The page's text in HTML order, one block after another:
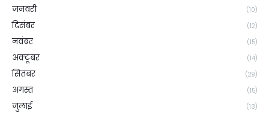
जनवरी (10)
दिसंबर (12)
नवंबर (15)
अक्टूबर (14)
सितंबर (29)
अगस्त (15)
जुलाई (13)